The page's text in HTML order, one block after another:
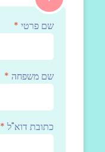
שם פרטי *
שם משפחה *
כתובת דוא"ל *